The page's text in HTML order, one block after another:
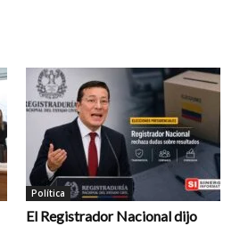
Política
El Registrador Nacional dijo